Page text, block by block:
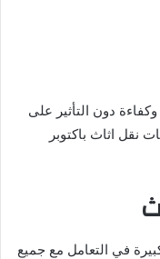
دون التأثير على
اثاث باكتوبر
في التعامل مع جميع